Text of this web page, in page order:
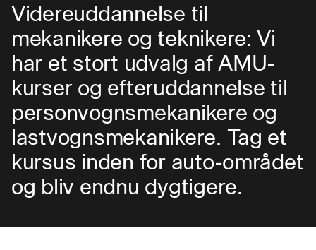
Videreuddannelse til
mekanikere og teknikere: Vi
har et stort udvalg af AMU-
kurser og efteruddannelse til
personvognsmekanikere og
lastvognsmekanikere. Tag et
kursus inden for auto-området
og bliv endnu dygtigere.